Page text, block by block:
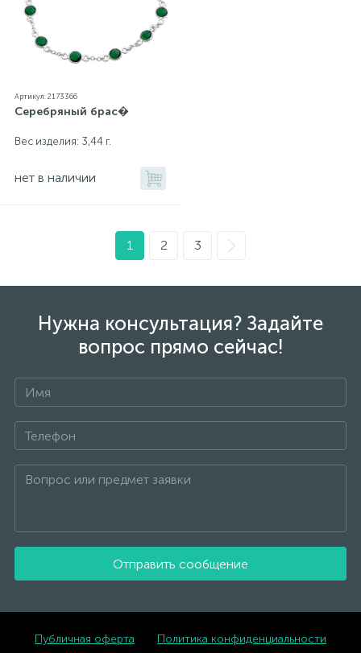
Артикул: 2173366
Серебряный брас�
Вес изделия: 3,44 г.
нет в наличии
1 2 3
Нужна консультация? Задайте
вопрос прямо сейчас!
Отправить сообщение
Публичная оферта Политика конфиденциальности